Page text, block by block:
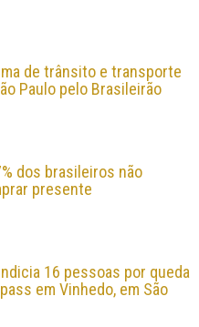
de trânsito e transporte
Paulo pelo Brasileirão
dos brasileiros não
presente
16 pessoas por queda
em Vinhedo, em São